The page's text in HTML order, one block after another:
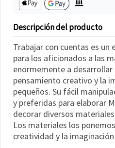
Descripción del producto
Trabajar con cuentas es
para los aficionados a las
enormemente a
pensamiento creativo y la
pequeños. Su fácil
y preferidas para elaborar
decorar diversos
Los materiales los
creatividad y la